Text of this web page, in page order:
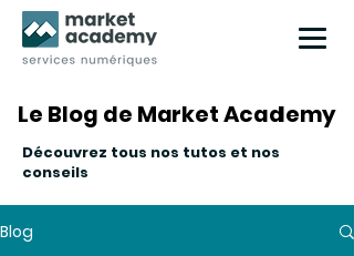
Le Blog de Market Academy
Le Blog de Market Academy
Découvrez tous nos tutos et nos
conseils
Blog